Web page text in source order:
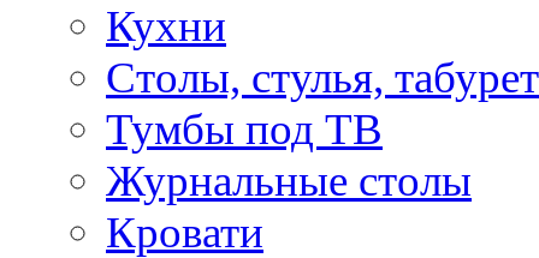
Кухни
Столы, стулья,
Тумбы под ТВ
Журнальные столы
Кровати